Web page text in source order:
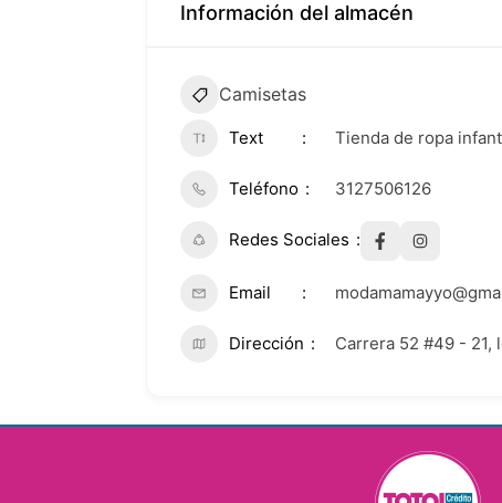
Información del almacén
Camisetas
Text Tienda de ropa
Teléfono 3127506126
Redes Sociales
Email
Dirección Carrera 52 #49 - 21,